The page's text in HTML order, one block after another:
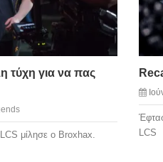
τύχη για να πας
μίλησε ο Broxhax.
LCS